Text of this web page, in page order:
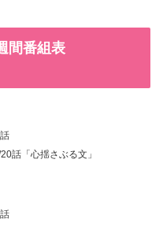
間番組表
話「心揺さぶる文」